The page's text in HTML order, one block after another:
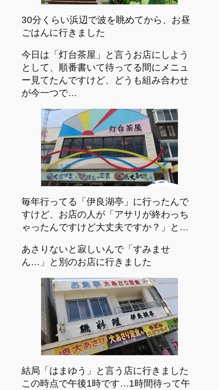
30分くらい浜辺で波を眺めてから、お昼
ごはんに行きました
今日は「灯台茶屋」と言うお店にしよう
として、順番書いて待ってる間にメニュ
ー見てたんですけど、どうも組み合わせ
が今一つで…
毎年行ってる「伊良湖亭」に行ったんで
すけど、お店の人が「アサリが終わっち
ゃったんですけど大丈夫ですか？」と…
あさりないと寂しいんで「すみませ
ん…」と別のお店に行きました
結局「はまゆう」と言う店に行きました
この時点で午後1時です…1時間待って午